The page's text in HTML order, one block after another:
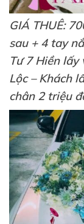
GIÁ THUÊ:
sau + 4 tay
Tư 7 Hiền
Lộc – Khách
chân 2 triệu